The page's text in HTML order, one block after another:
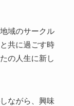
域のサークル
共に過ごす時
の人生に新し
ながら、興味